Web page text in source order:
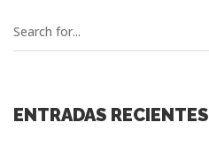
ENTRADAS RECIENTES